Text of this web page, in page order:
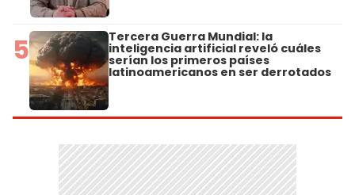
5 Tercera Guerra Mundial: la
inteligencia artificial reveló cuáles
serían los primeros países
latinoamericanos en ser derrotados